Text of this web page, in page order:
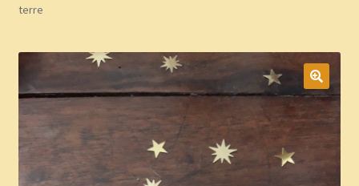
Commande
terre